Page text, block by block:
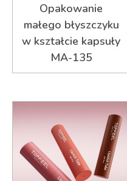
Opakowanie
małego błyszczyku
w kształcie kapsuły
MA-135